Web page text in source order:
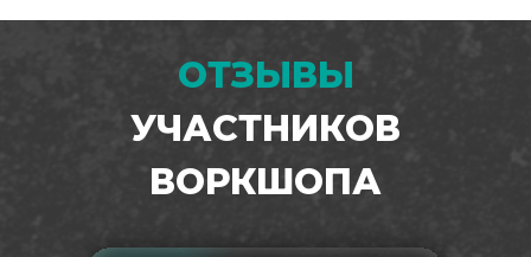
ОТЗЫВЫ
УЧАСТНИКОВ
ВОРКШОПА